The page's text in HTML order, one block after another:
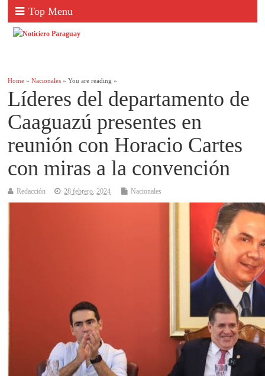
Top Menu
Home »Nacionales » You are reading »
Líderes del departamento de
Caaguazú presentes en
reunión con Horacio Cartes
con miras a la convención
Redacción 28 febrero, 2024 Nacionales